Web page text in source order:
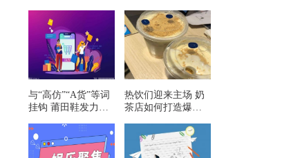
与“高仿”“A货”等词
挂钩 莆田鞋发力原
热饮们迎来主场 奶
茶店如何打造爆